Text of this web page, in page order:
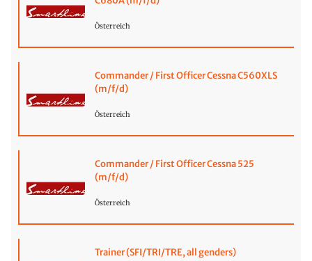
Österreich
Commander / First Officer Cessna C560XLS
(m/f/d)
Österreich
Commander / First Officer Cessna 525
(m/f/d)
Österreich
Trainer (SFI/TRI/TRE, all genders)